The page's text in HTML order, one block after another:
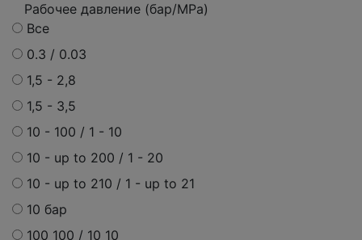
Рабочее давление (бар/MPa)
Все
0.3 / 0.03
1,5 - 2,8
1,5 - 3,5
10 - 100 / 1 - 10
10 - up to 200 / 1 - 20
10 - up to 210 / 1 - up to 21
10 бар
100 100 / 10 10